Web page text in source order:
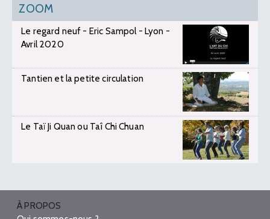
ZOOM
Le regard neuf - Eric Sampol - Lyon -
Avril 2020
Tantien et la petite circulation
Le Taï Ji Quan ou Taî Chi Chuan
À PROPOS